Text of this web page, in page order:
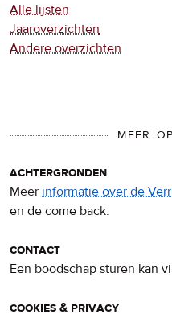
Alle lijsten
Jaaroverzichten
Andere overzichten
MEER
achtergronden
Meer informatie over de
en de come back.
contact
Een boodschap sturen kan
cookies & privacy